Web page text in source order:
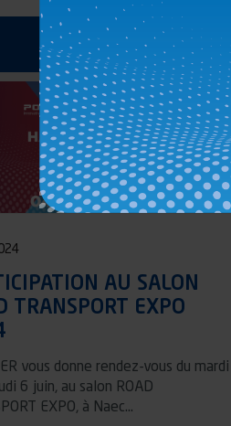
Lire l'article
AU SALON
TRANSPORT EXPO
vous donne rendez-vous du mardi
6 juin, au salon ROAD
EXPO, à Naec…